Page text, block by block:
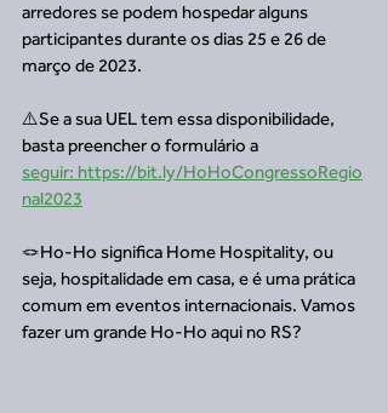
arredores se podem hospedar alguns
participantes durante os dias 25 e 26 de
março de 2023.
⚠️Se a sua UEL tem essa disponibilidade,
basta preencher o formulário a
seguir: https://bit.ly/HoHoCongressoRegio
nal2023
🪢Ho-Ho significa Home Hospitality, ou
seja, hospitalidade em casa, e é uma prática
comum em eventos internacionais. Vamos
fazer um grande Ho-Ho aqui no RS?